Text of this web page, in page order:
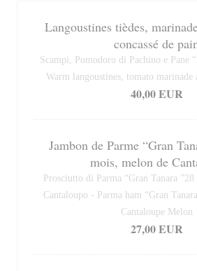
Langoustines tièdes,
concassé de
Scampi, Pomodoro di Pachino e Pane
Warm langoustines, tomato marinade
40,00 EUR
Jambon de Parme “Gran
mois, melon de
Prosciutto di Parma “Gran Tanara
Cantaloupo - Parma ham “Gran
Cantaloupe Melon
27,00 EUR